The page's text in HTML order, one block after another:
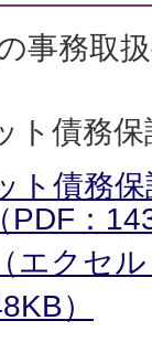
事務取
ト債務保
ト債務
PDF：
エクセ
）